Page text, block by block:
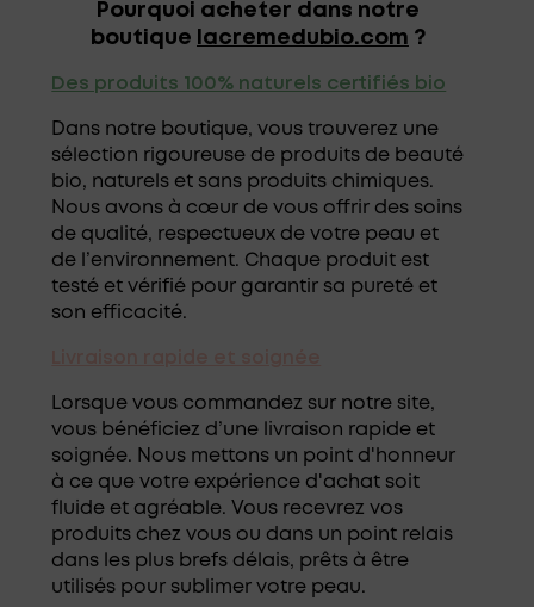
Pourquoi acheter dans notre
boutique
lacremedubio.com ?
Des produits 100% naturels certifiés bio
Dans notre boutique, vous trouverez une
sélection rigoureuse de produits de beauté
bio, naturels et sans produits chimiques.
Nous avons à cœur de vous offrir des soins
de qualité, respectueux de votre peau et
de l’environnement. Chaque produit est
testé et vérifié pour garantir sa pureté et
son efficacité.
Lorsque vous commandez sur notre site,
vous bénéficiez d’une livraison rapide et
soignée. Nous mettons un point d'honneur
à ce que votre expérience d'achat soit
fluide et agréable. Vous recevrez vos
produits chez vous ou dans un point relais
dans les plus brefs délais, prêts à être
utilisés pour sublimer votre peau.